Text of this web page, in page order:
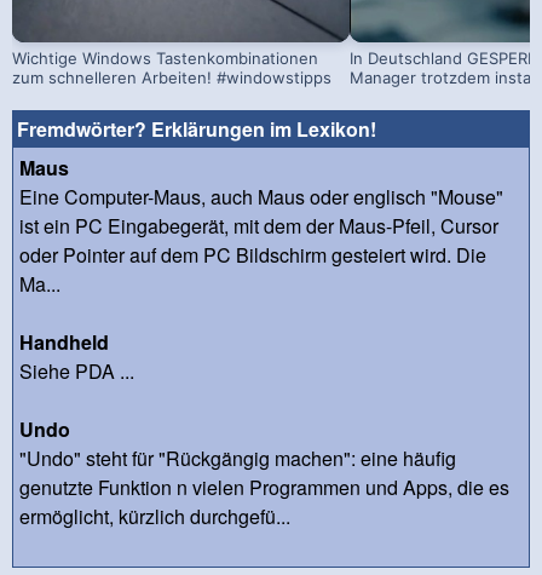
Wichtige Windows Tastenkombinationen
zum schnelleren Arbeiten! #windowstipps
In Deutschland
Manager trotzdem
Fremdwörter? Erklärungen im Lexikon!
Maus
Eine Computer-Maus, auch Maus oder englisch "Mouse"
ist ein PC Eingabegerät, mit dem der Maus-Pfeil, Cursor
oder Pointer auf dem PC Bildschirm gesteiert wird. Die
Ma...
Handheld
Siehe PDA ...
Undo
"Undo" steht für "Rückgängig machen": eine häufig
genutzte Funktion n vielen Programmen und Apps, die es
ermöglicht, kürzlich durchgefü...